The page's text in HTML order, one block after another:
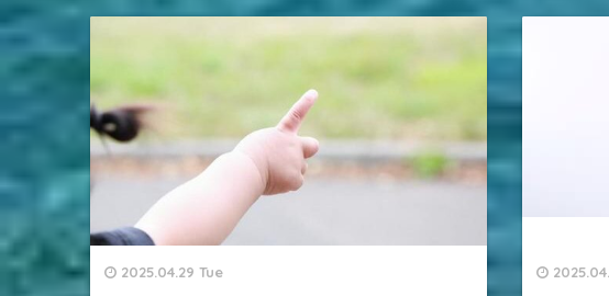
2025.04.29 Tue